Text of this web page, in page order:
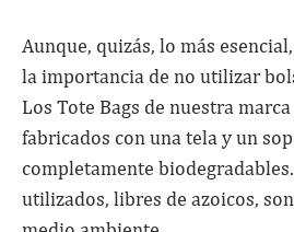
Aunque, quizás, lo más
la importancia de no utilizar
Los Tote Bags de nuestra marca
fabricados con una tela y un
completamente
utilizados, libres de azoicos,